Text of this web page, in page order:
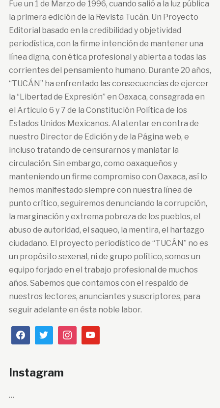
Fue un 1 de Marzo de 1996, cuando salió a la luz pública
la primera edición de la Revista Tucán. Un Proyecto
Editorial basado en la credibilidad y objetividad
periodística, con la firme intención de mantener una
línea digna, con ética profesional y abierta a todas las
corrientes del pensamiento humano. Durante 20 años,
“TUCÁN” ha enfrentado las consecuencias de ejercer
la “Libertad de Expresión” en Oaxaca, consagrada en
el Articulo 6 y 7 de la Constitución Política de los
Estados Unidos Mexicanos. Al atentar en contra de
nuestro Director de Edición y de la Página web, e
incluso tratando de censurarnos y maniatar la
circulación. Sin embargo, como oaxaqueños y
manteniendo un firme compromiso con Oaxaca, así lo
hemos manifestado siempre con nuestra línea de
punto crítico, seguiremos denunciando la corrupción,
la marginación y extrema pobreza de los pueblos, el
abuso de autoridad, el saqueo, la mentira, el hartazgo
ciudadano. El proyecto periodístico de “TUCÁN” no es
un propósito sexenal, ni de grupo político, somos un
equipo forjado en el trabajo profesional de muchos
años. Sabemos que contamos con el respaldo de
nuestros lectores, anunciantes y suscriptores, para
seguir adelante en ésta noble labor.
Instagram
…